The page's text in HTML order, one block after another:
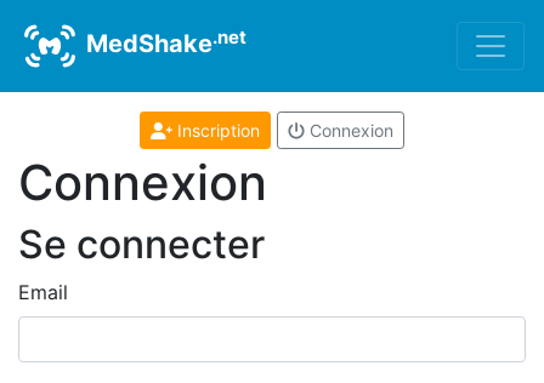
MedShake.net
Inscription Connexion
Connexion
Se connecter
Email